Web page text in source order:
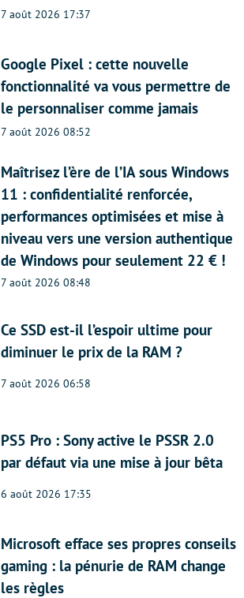
7 août 2026 17:37
Google Pixel : cette nouvelle
fonctionnalité va vous permettre de
le personnaliser comme jamais
7 août 2026 08:52
Maîtrisez l’ère de l’IA sous Windows
11 : confidentialité renforcée,
performances optimisées et mise à
niveau vers une version authentique
de Windows pour seulement 22 € !
7 août 2026 08:48
Ce SSD est-il l’espoir ultime pour
diminuer le prix de la RAM ?
7 août 2026 06:58
PS5 Pro : Sony active le PSSR 2.0
par défaut via une mise à jour bêta
6 août 2026 17:35
Microsoft efface ses propres conseils
gaming : la pénurie de RAM change
les règles